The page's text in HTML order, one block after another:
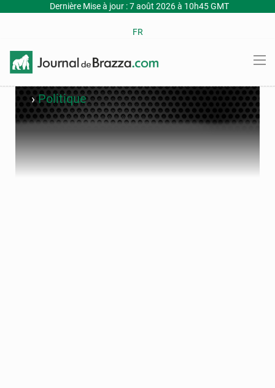
Dernière Mise à jour : 7 août 2026 à 10h45 GMT
FR
›Politique